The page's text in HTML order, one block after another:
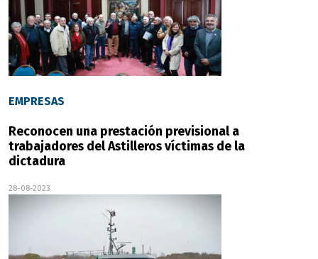
EMPRESAS
Reconocen una prestación previsional a
trabajadores del Astilleros víctimas de la
dictadura
28-08-2023